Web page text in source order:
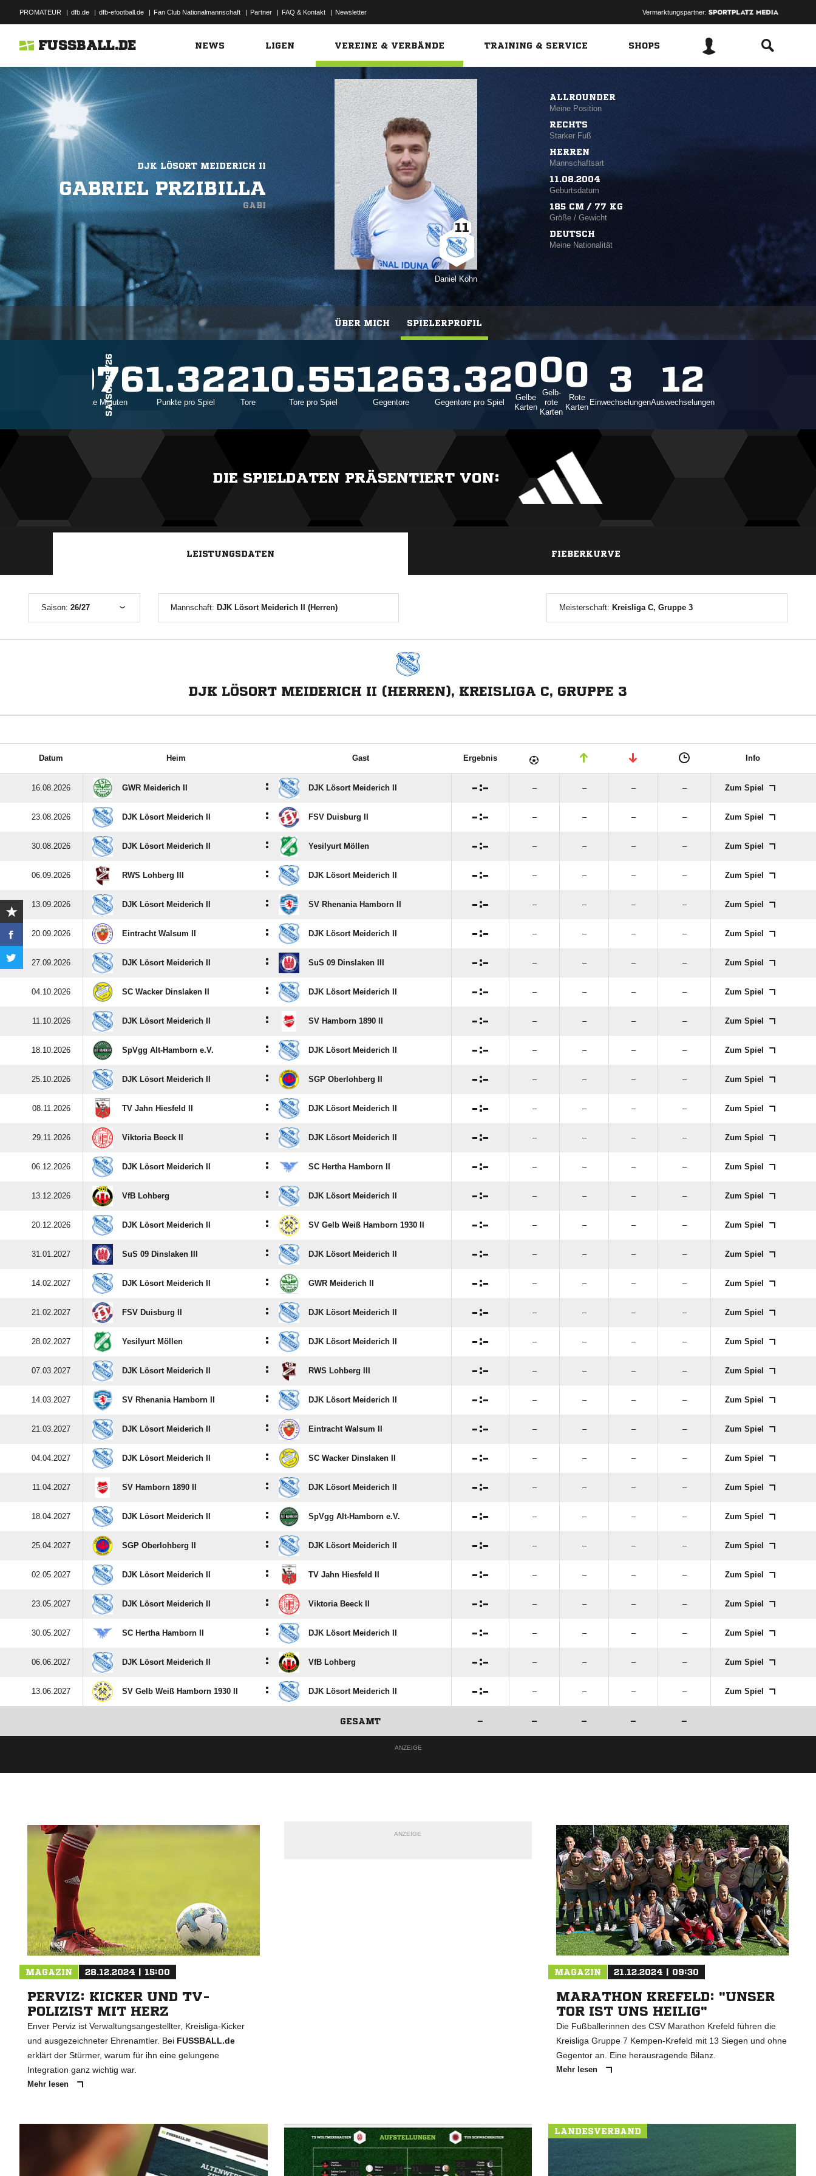
PROMATEUR | dfb.de | dfb-efootball.de | Fan Club Nationalmannschaft | Partner | FAQ & Kontakt | Newsletter Vermarktungspartner:
FUSSBALL.DE NEWS LIGEN VEREINE & VERBÄNDE TRAINING & SERVICE SHOPS
ÜBER MICH SPIELERPROFIL
DJK LÖSORT MEIDERICH II
GABRIEL PRZIBILLA
Daniel Kohn
11
GABI
ALLROUNDER
Meine Position
RECHTS
Starker Fuß
HERREN
Mannschaftsart
11.08.2004
Geburtsdatum
185 CM / 77 KG
Größe / Gewicht
DEUTSCH
Meine Nationalität
SAISON25/26
2976
Gespielte Minuten
1.32
Punkte pro Spiel
21
Tore
0.55
Tore pro Spiel
126
Gegentore
3.32
Gegentore pro Spiel
0
Gelbe
Karten
0
Gelb-
rote
Karten
0
Rote
Karten
3
Einwechselungen
12
Auswechselungen
DIE SPIELDATEN PRÄSENTIERT VON:
LEISTUNGSDATEN FIEBERKURVE
Saison: 26/27 Mannschaft: DJK Lösort Meiderich II (Herren) Meisterschaft: Kreisliga C, Gruppe 3
DJK LÖSORT MEIDERICH II (HERREN), KREISLIGA C, GRUPPE 3
Datum Heim Gast Ergebnis Info
16.08.2026 GWR Meiderich II : DJK Lösort Meiderich II : – – – – Zum Spiel
23.08.2026 DJK Lösort Meiderich II : FSV Duisburg II : – – – – Zum Spiel
30.08.2026 DJK Lösort Meiderich II : Yesilyurt Möllen : – – – – Zum Spiel
06.09.2026 RWS Lohberg III : DJK Lösort Meiderich II : – – – – Zum Spiel
13.09.2026 DJK Lösort Meiderich II : SV Rhenania Hamborn II : – – – – Zum Spiel
20.09.2026 Eintracht Walsum II : DJK Lösort Meiderich II : – – – – Zum Spiel
27.09.2026 DJK Lösort Meiderich II : SuS 09 Dinslaken III : – – – – Zum Spiel
04.10.2026 SC Wacker Dinslaken II : DJK Lösort Meiderich II : – – – – Zum Spiel
11.10.2026 DJK Lösort Meiderich II : SV Hamborn 1890 II : – – – – Zum Spiel
18.10.2026 SpVgg Alt-Hamborn e.V. : DJK Lösort Meiderich II : – – – – Zum Spiel
25.10.2026 DJK Lösort Meiderich II : SGP Oberlohberg II : – – – – Zum Spiel
08.11.2026 TV Jahn Hiesfeld II : DJK Lösort Meiderich II : – – – – Zum Spiel
29.11.2026 Viktoria Beeck II : DJK Lösort Meiderich II : – – – – Zum Spiel
06.12.2026 DJK Lösort Meiderich II : SC Hertha Hamborn II : – – – – Zum Spiel
13.12.2026 VfB Lohberg : DJK Lösort Meiderich II : – – – – Zum Spiel
20.12.2026 DJK Lösort Meiderich II : SV Gelb Weiß Hamborn 1930 II : – – – – Zum Spiel
31.01.2027 SuS 09 Dinslaken III : DJK Lösort Meiderich II : – – – – Zum Spiel
14.02.2027 DJK Lösort Meiderich II : GWR Meiderich II : – – – – Zum Spiel
21.02.2027 FSV Duisburg II : DJK Lösort Meiderich II : – – – – Zum Spiel
28.02.2027 Yesilyurt Möllen : DJK Lösort Meiderich II : – – – – Zum Spiel
07.03.2027 DJK Lösort Meiderich II : RWS Lohberg III : – – – – Zum Spiel
14.03.2027 SV Rhenania Hamborn II : DJK Lösort Meiderich II : – – – – Zum Spiel
21.03.2027 DJK Lösort Meiderich II : Eintracht Walsum II : – – – – Zum Spiel
04.04.2027 DJK Lösort Meiderich II : SC Wacker Dinslaken II : – – – – Zum Spiel
11.04.2027 SV Hamborn 1890 II : DJK Lösort Meiderich II : – – – – Zum Spiel
18.04.2027 DJK Lösort Meiderich II : SpVgg Alt-Hamborn e.V. : – – – – Zum Spiel
25.04.2027 SGP Oberlohberg II : DJK Lösort Meiderich II : – – – – Zum Spiel
02.05.2027 DJK Lösort Meiderich II : TV Jahn Hiesfeld II : – – – – Zum Spiel
23.05.2027 DJK Lösort Meiderich II : Viktoria Beeck II : – – – – Zum Spiel
30.05.2027 SC Hertha Hamborn II : DJK Lösort Meiderich II : – – – – Zum Spiel
06.06.2027 DJK Lösort Meiderich II : VfB Lohberg : – – – – Zum Spiel
13.06.2027 SV Gelb Weiß Hamborn 1930 II : DJK Lösort Meiderich II : – – – – Zum Spiel
GESAMT – – – – –
ANZEIGE
MAGAZIN 28.12.2024 | 15:00
PERVIZ: KICKER UND TV-
POLIZIST MIT HERZ
Enver Perviz ist Verwaltungsangestellter, Kreisliga-Kicker
und ausgezeichneter Ehrenamtler. Bei FUSSBALL.de
erklärt der Stürmer, warum für ihn eine gelungene
Integration ganz wichtig war.
Mehr lesen
ANZEIGE
MAGAZIN 21.12.2024 | 09:30
MARATHON KREFELD: "UNSER
TOR IST UNS HEILIG"
Die Fußballerinnen des CSV Marathon Krefeld führen die
Kreisliga Gruppe 7 Kempen-Krefeld mit 13 Siegen und ohne
Gegentor an. Eine herausragende Bilanz.
Mehr lesen
LANDESVERBAND